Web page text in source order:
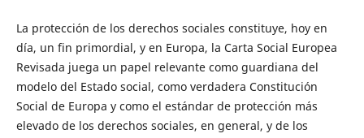
La protección de los derechos sociales constituye, hoy en
día, un fin primordial, y en Europa, la Carta Social Europea
Revisada juega un papel relevante como guardiana del
modelo del Estado social, como verdadera Constitución
Social de Europa y como el estándar de protección más
elevado de los derechos sociales, en general, y de los